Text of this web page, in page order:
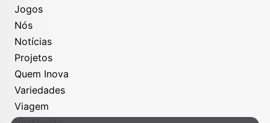
Jogos
Nós
Notícias
Projetos
Quem Inova
Variedades
Viagem